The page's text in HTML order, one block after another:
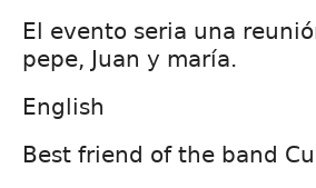
El evento seria una
pepe, Juan y maría.
English
Best friend of the band